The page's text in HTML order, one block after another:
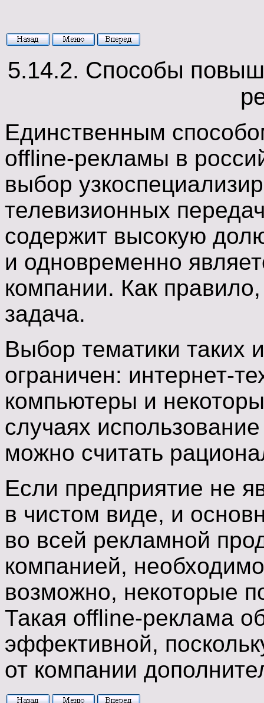
5.14.2. Способы
Единственным
offline-рекламы в
выбор
телевизионных
содержит высокую
и одновременно
компании. Как
задача.
Выбор тематики таких
ограничен: интернет-
компьютеры и
случаях
можно считать
Если предприятие не
в чистом виде, и
во всей рекламной
компанией,
возможно, некоторые
Такая offline-реклама
эффективной,
от компании